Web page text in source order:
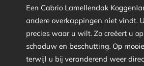
Een Cabrio Lamellendak
andere overkappingen niet vindt.
precies waar u wilt. Zo creëert u
schaduw en beschutting. Op
terwijl u bij veranderend weer